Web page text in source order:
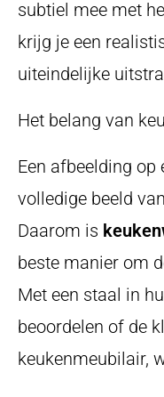
subtiel mee met
krijg je een
uiteindelijke
Het belang van
Een afbeelding
volledige beeld
Daarom is
beste manier om
Met een staal in
beoordelen of de
keukenmeubilair,